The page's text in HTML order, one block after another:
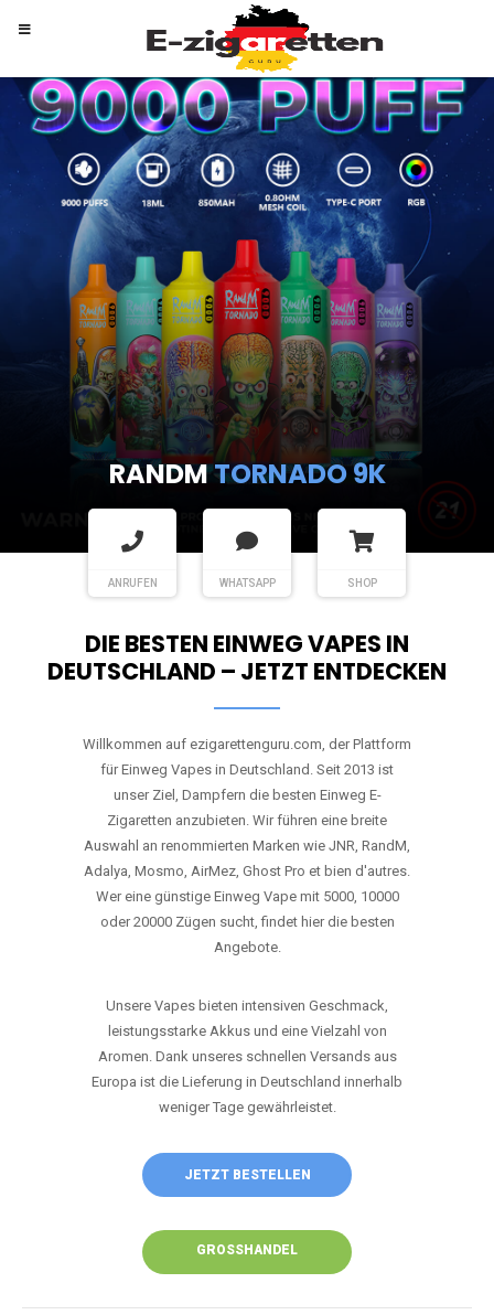
RANDMTORNADO 9K
ANRUFEN WHATSAPP SHOP
DIE BESTEN EINWEG VAPES IN
DEUTSCHLAND – JETZT ENTDECKEN
Willkommen auf ezigarettenguru.com, der Plattform
für Einweg Vapes in Deutschland. Seit 2013 ist
unser Ziel, Dampfern die besten Einweg E-
Zigaretten anzubieten. Wir führen eine breite
Auswahl an renommierten Marken wie JNR, RandM,
Adalya, Mosmo, AirMez, Ghost Pro et bien d'autres.
Wer eine günstige Einweg Vape mit 5000, 10000
oder 20000 Zügen sucht, findet hier die besten
Angebote.
Unsere Vapes bieten intensiven Geschmack,
leistungsstarke Akkus und eine Vielzahl von
Aromen. Dank unseres schnellen Versands aus
Europa ist die Lieferung in Deutschland innerhalb
weniger Tage gewährleistet.
JETZT BESTELLEN
GROSSHANDEL